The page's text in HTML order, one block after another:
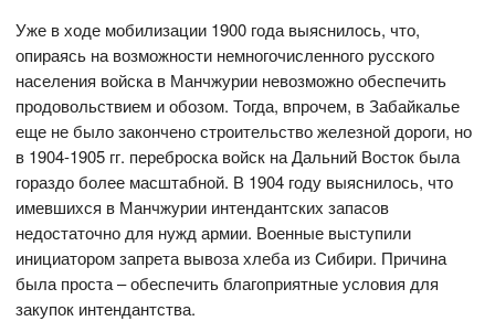
Уже в ходе мобилизации 1900 года выяснилось, что,
опираясь на возможности немногочисленного русского
населения войска в Манчжурии невозможно обеспечить
продовольствием и обозом. Тогда, впрочем, в Забайкалье
еще не было закончено строительство железной дороги, но
в 1904-1905 гг. переброска войск на Дальний Восток была
гораздо более масштабной. В 1904 году выяснилось, что
имевшихся в Манчжурии интендантских запасов
недостаточно для нужд армии. Военные выступили
инициатором запрета вывоза хлеба из Сибири. Причина
была проста – обеспечить благоприятные условия для
закупок интендантства.